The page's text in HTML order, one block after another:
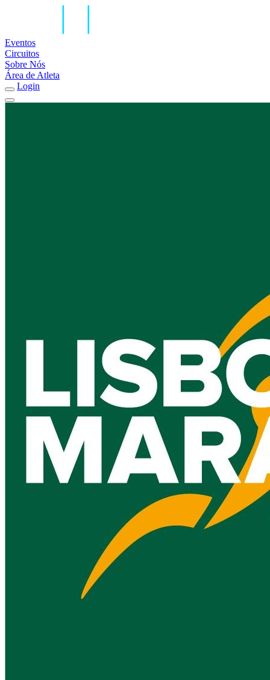
Eventos
Circuitos
Sobre Nós
Área de Atleta
Login